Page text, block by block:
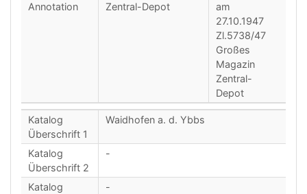
Annotation
Zentral-Depot
am
27.10.1947
Zl.5738/47
Großes
Magazin
Zentral-
Depot
Katalog
Überschrift 1
Waidhofen a. d. Ybbs
Katalog
Überschrift 2
-
Katalog
-